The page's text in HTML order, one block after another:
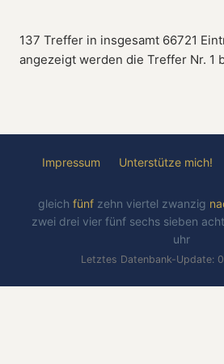
137 Treffer in insgesamt 66721
angezeigt werden die Treffer Nr. 1
Impressum Unterstütze mich!
gleich fünf zehn viertel zwanzig
zwei drei vier fünf sechs sieben acht
uhr
Letztes Datenbank-Update: